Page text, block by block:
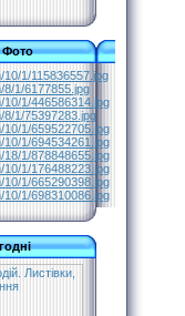
Фото
1/115836557.jpg
1/6177855.jpg
1/446586314.jpg
1/75397283.jpg
1/659522705.jpg
1/694534261.jpg
1/878848655.jpg
1/176488223.jpg
1/665290398.jpg
1/698310086.jpg